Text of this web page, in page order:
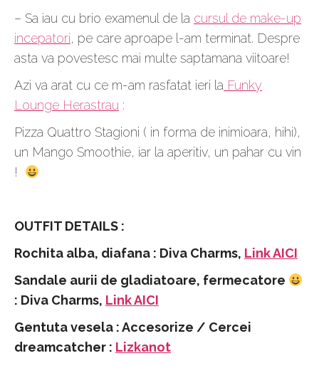
– Sa iau cu brio examenul de la cursul de make-up
incepatori, pe care aproape l-am terminat. Despre
asta va povestesc mai multe saptamana viitoare!
Azi va arat cu ce m-am rasfatat ieri la Funky
Lounge Herastrau :
Pizza Quattro Stagioni ( in forma de inimioara, hihi),
un Mango Smoothie, iar la aperitiv, un pahar cu vin
!
OUTFIT DETAILS :
Rochita alba, diafana : Diva Charms, Link AICI
Sandale aurii de gladiatoare, fermecatore
: Diva Charms, Link AICI
Gentuta vesela : Accesorize / Cercei
dreamcatcher : Lizkanot